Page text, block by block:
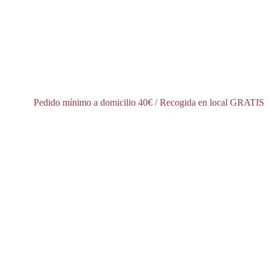
Pedido mínimo a domicilio 40€ / Recogida en local GRATIS